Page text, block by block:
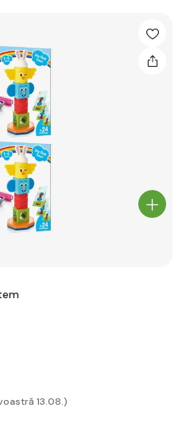
13.08.)